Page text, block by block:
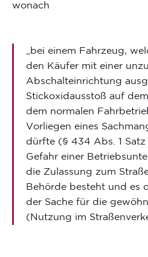
wonach
„bei einem Fahrzeug,
den Käufer mit einer
Abschalteinrichtung
Stickoxidausstoß auf
dem normalen
Vorliegen eines
dürfte (§ 434 Abs. 1
Gefahr einer
die Zulassung zum
Behörde besteht und es
der Sache für die
(Nutzung im